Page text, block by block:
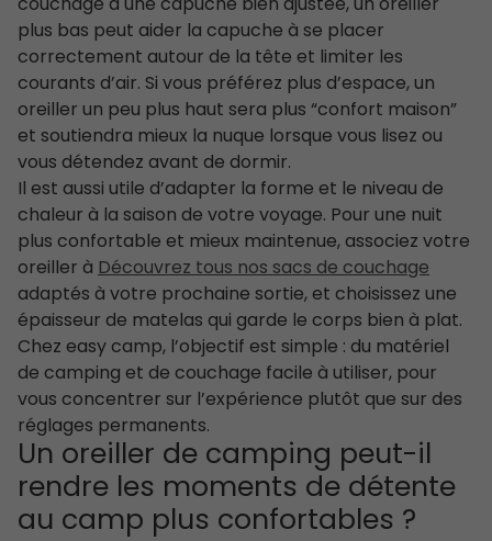
plus bas peut aider la capuche à se placer
correctement autour de la tête et limiter les
courants d’air. Si vous préférez plus d’espace, un
oreiller un peu plus haut sera plus “confort maison”
et soutiendra mieux la nuque lorsque vous lisez ou
vous détendez avant de dormir.
Il est aussi utile d’adapter la forme et le niveau de
chaleur à la saison de votre voyage. Pour une nuit
plus confortable et mieux maintenue, associez votre
oreiller àDécouvrez tous nos sacs de couchage
adaptés à votre prochaine sortie, et choisissez une
épaisseur de matelas qui garde le corps bien à plat.
Chez easy camp, l’objectif est simple : du matériel
de camping et de couchage facile à utiliser, pour
vous concentrer sur l’expérience plutôt que sur des
réglages permanents.
Un oreiller de camping peut-il
rendre les moments de détente
au camp plus confortables ?